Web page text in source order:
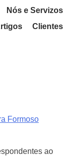
Nós e Servizos
Clientes
Formoso
ao